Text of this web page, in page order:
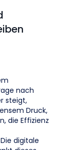
nach
steigt,
Druck,
die Effizienz
digitale